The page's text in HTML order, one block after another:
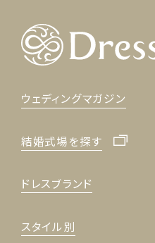
ウェディングマガジン
結婚式場を探す
ドレスブランド
スタイル別